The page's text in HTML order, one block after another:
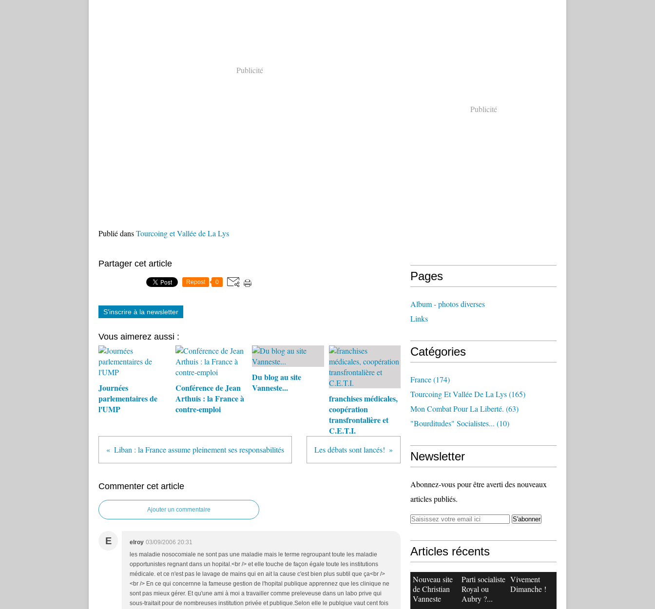
Publicité
Publié dansTourcoing et Vallée de La Lys
Partager cet article
Repost 0
S'inscrire à la newsletter
Vous aimerez aussi :
Journées
parlementaires de
l'UMP
Conférence de Jean
Arthuis : la France à
contre-emploi
Du blog au site
Vanneste...
franchises médicales,
coopération
transfrontalière et
C.E.T.I.
Liban : la France assume pleinement ses responsabilités Les débats sont lancés!
Commenter cet article
Ajouter un commentaire
E elroy 03/09/2006 20:31
les maladie nosocomiale ne sont pas une maladie mais le terme regroupant toute les maladie
opportunistes regnant dans un hopital.<br /> et elle touche de façon égale toute les institutions
médicale. et ce n'est pas le lavage de mains qui en ait la cause c'est bien plus subtil que ça<br />
<br /> En ce qui concernne la fameuse gestion de l'hopital publique apprennez que les clinique ne
sont pas mieux gérer. Et qu'une ami à moi a travailler comme preleveuse dans un labo prive qui
sous-traitait pour de nombreuses institution privée et publique.Selon elle le publqiue vaut cent fois
Publicité
Pages
Album - photos diverses
Links
Catégories
France(174)
Tourcoing Et Vallée De La Lys(165)
Mon Combat Pour La Liberté. (63)
"bourditudes" Socialistes... (10)
Newsletter
Abonnez-vous pour être averti des nouveaux
articles publiés.
Articles récents
Nouveau site
de Christian
Vanneste
Parti socialiste :
Royal ou
Aubry ?...
Vivement
Dimanche !